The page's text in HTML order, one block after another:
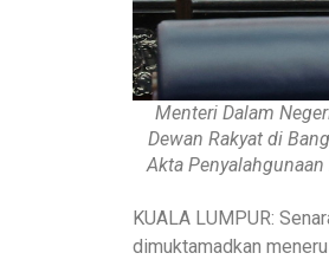
Menteri Dalam
Dewan Rakyat di
Akta
KUALA LUMPUR:
dimuktamadkan